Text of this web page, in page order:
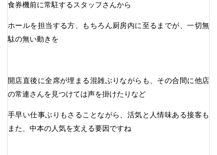
食券機前に常駐するスタッフさんから
ホールを担当する方、もちろん厨房内に至るまでが、一切無
駄の無い動きを
開店直後に全席が埋まる混雑ぶりながらも、その合間に他店
の常連さんを見つけては声を掛けたりなど
手早い仕事ぶりもさることながら、活気と人情味ある接客も
また、中本の人気を支える要因ですね